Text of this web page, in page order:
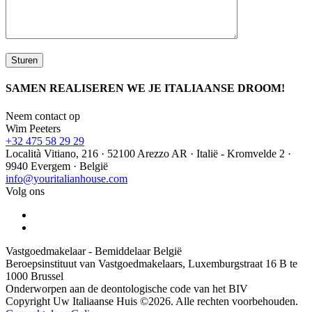
SAMEN REALISEREN WE JE ITALIAANSE DROOM!
Neem contact op
Wim Peeters
+32 475 58 29 29
Località Vitiano, 216 · 52100 Arezzo AR · Italië - Kromvelde 2 ·
9940 Evergem · België
info@youritalianhouse.com
Volg ons
Vastgoedmakelaar - Bemiddelaar België
Beroepsinstituut van Vastgoedmakelaars, Luxemburgstraat 16 B te
1000 Brussel
Onderworpen aan de deontologische code van het BIV
Copyright Uw Italiaanse Huis ©2026. Alle rechten voorbehouden.